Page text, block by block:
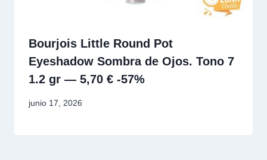
Bourjois Little Round Pot
Eyeshadow Sombra de Ojos. Tono 7
1.2 gr — 5,70 € -57%
junio 17, 2026